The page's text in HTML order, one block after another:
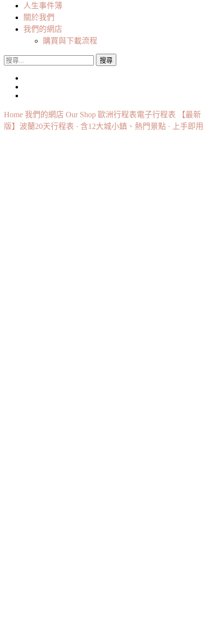
人生事件簿
關於我們
我們的網店
購買與下載流程
搜
Home 我們的網店 Our Shop 歐洲行程表電子行程表
【最新
版】波蘭20天行程表 · 含12大城小鎮、熱門景點 · 上手即用